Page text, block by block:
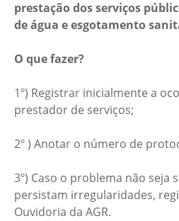
prestação dos serviços
de água e esgotamento
O que fazer?
1º) Registrar inicialmente a
prestador de serviços;
2º ) Anotar o número de
3º) Caso o problema não seja
persistam irregularidades,
Ouvidoria da AGR.